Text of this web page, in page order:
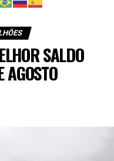
SALDO
AGOSTO